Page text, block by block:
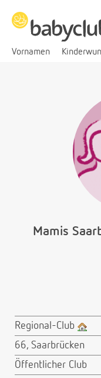
Vornamen
Mamis
Regional-Club
66, Saarbrücken
Öffentlicher Club